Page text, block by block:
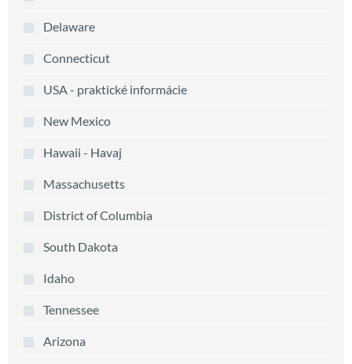
Delaware
Connecticut
USA - praktické informácie
New Mexico
Hawaii - Havaj
Massachusetts
District of Columbia
South Dakota
Idaho
Tennessee
Arizona